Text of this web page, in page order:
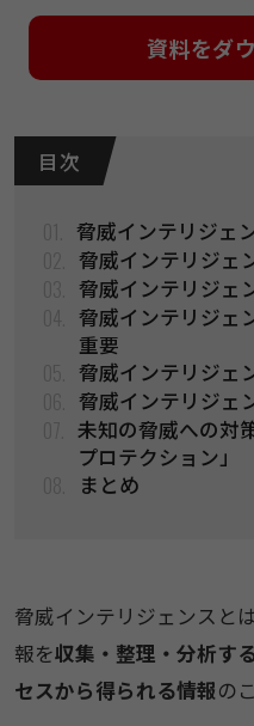
資料をダ
目 次
脅威インテリジェ
脅威インテリジェ
脅威インテリジェ
脅威インテリジェ
重要
脅威インテリジェ
脅威インテリジェ
未知の脅威への対
プロテクション」
まとめ
脅威インテリジェンスと
報を収集・整理・分析す
セスから得られる情報の